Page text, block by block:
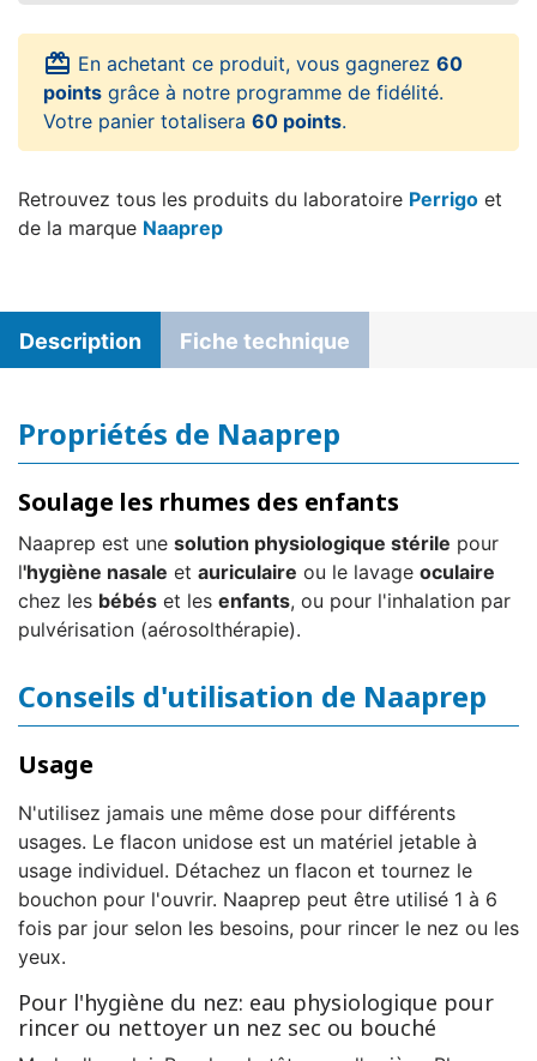
card_giftcard En achetant ce produit, vous gagnerez 60
points grâce à notre programme de fidélité.
Votre panier totalisera 60 points.
Retrouvez tous les produits du laboratoire Perrigo et
de la marque Naaprep
Description Fiche technique
Propriétés de Naaprep
Soulage les rhumes des enfants
Naaprep est une solution physiologique stérile pour
l'hygiène nasale et auriculaire ou le lavage oculaire
chez les bébés et les enfants, ou pour l'inhalation par
pulvérisation (aérosolthérapie).
Conseils d'utilisation de Naaprep
Usage
N'utilisez jamais une même dose pour différents
usages. Le flacon unidose est un matériel jetable à
usage individuel. Détachez un flacon et tournez le
bouchon pour l'ouvrir. Naaprep peut être utilisé 1 à 6
fois par jour selon les besoins, pour rincer le nez ou les
yeux.
Pour l'hygiène du nez: eau physiologique pour
rincer ou nettoyer un nez sec ou bouché